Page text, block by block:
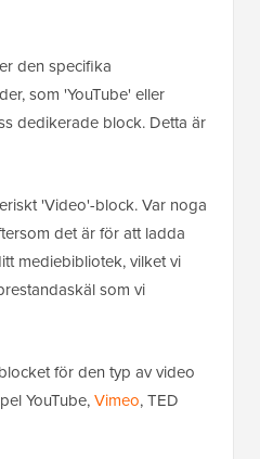
den specifika
som 'YouTube' eller
dedikerade block. Detta är
'Video'-block. Var noga
det är för att ladda
mediebibliotek, vilket vi
som vi
för den typ av video
YouTube,Vimeo, TED